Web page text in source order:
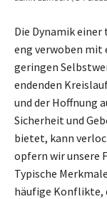
Die Dynamik
eng verwoben mit
geringen
endenden
und der Hoffnung
Sicherheit und
bietet, kann
opfern wir unsere
Typische
häufige Konflikte,